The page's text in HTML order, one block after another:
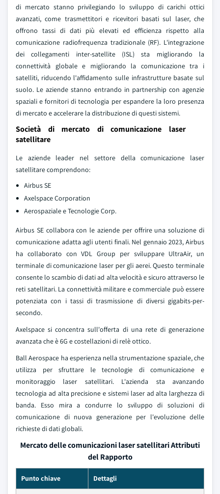
di mercato stanno privilegiando lo sviluppo di carichi ottici
avanzati, come trasmettitori e ricevitori basati sul laser, che
offrono tassi di dati più elevati ed efficienza rispetto alla
comunicazione radiofrequenza tradizionale (RF). L'integrazione
dei collegamenti inter-satellite (ISL) sta migliorando la
connettività globale e migliorando la comunicazione tra i
satelliti, riducendo l'affidamento sulle infrastrutture basate sul
suolo. Le aziende stanno entrando in partnership con agenzie
spaziali e fornitori di tecnologia per espandere la loro presenza
di mercato e accelerare la distribuzione di questi sistemi.
Società di mercato di comunicazione laser
satellitare
Le aziende leader nel settore della comunicazione laser
satellitare comprendono:
Airbus SE
Axelspace Corporation
Aerospaziale e Tecnologie Corp.
Airbus SE collabora con le aziende per offrire una soluzione di
comunicazione adatta agli utenti finali. Nel gennaio 2023, Airbus
ha collaborato con VDL Group per sviluppare UltraAir, un
terminale di comunicazione laser per gli aerei. Questo terminale
consente lo scambio di dati ad alta velocità e sicuro attraverso le
reti satellitari. La connettività militare e commerciale può essere
potenziata con i tassi di trasmissione di diversi gigabits-per-
secondo.
Axelspace si concentra sull'offerta di una rete di generazione
avanzata che è 6G e costellazioni di relè ottico.
Ball Aerospace ha esperienza nella strumentazione spaziale, che
utilizza per sfruttare le tecnologie di comunicazione e
monitoraggio laser satellitari. L'azienda sta avanzando
tecnologia ad alta precisione e sistemi laser ad alta larghezza di
banda. Esso mira a condurre lo sviluppo di soluzioni di
comunicazione di nuova generazione per l'evoluzione delle
richieste di dati globali.
Mercato delle comunicazioni laser satellitari Attributi
del Rapporto
Punto chiave Dettagli